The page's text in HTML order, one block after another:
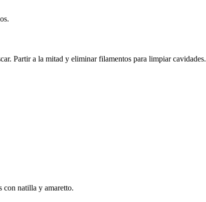
Partir a la mitad y eliminar filamentos para limpiar cavidades.
con natilla y amaretto.